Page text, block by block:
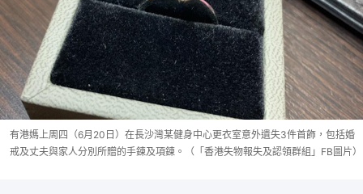
有港媽上周四（6月20日）在長沙灣某健身中心更衣室意外遺失3件首飾，包括婚
戒及丈夫與家人分別所贈的手鍊及項鍊。（「香港失物報失及認領群組」FB圖片）